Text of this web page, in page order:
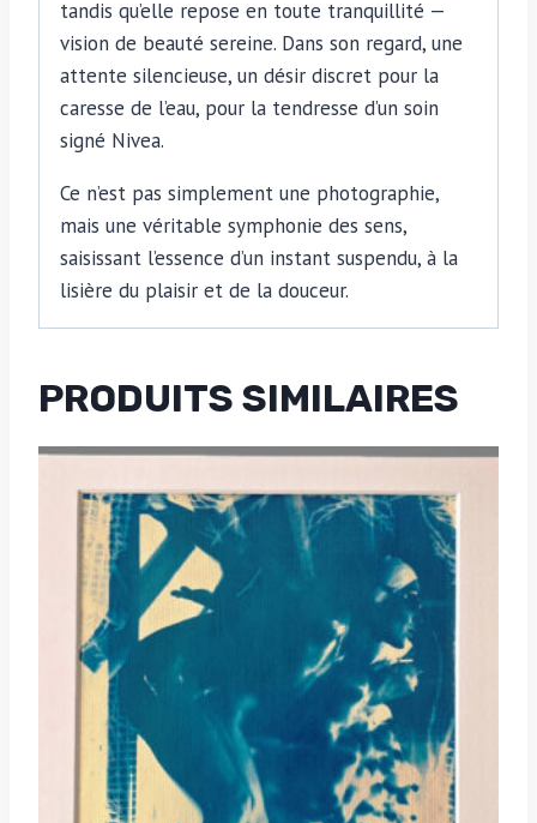
tandis qu’elle repose en toute tranquillité —
vision de beauté sereine. Dans son regard, une
attente silencieuse, un désir discret pour la
caresse de l’eau, pour la tendresse d’un soin
signé Nivea.
Ce n’est pas simplement une photographie,
mais une véritable symphonie des sens,
saisissant l’essence d’un instant suspendu, à la
lisière du plaisir et de la douceur.
PRODUITS SIMILAIRES